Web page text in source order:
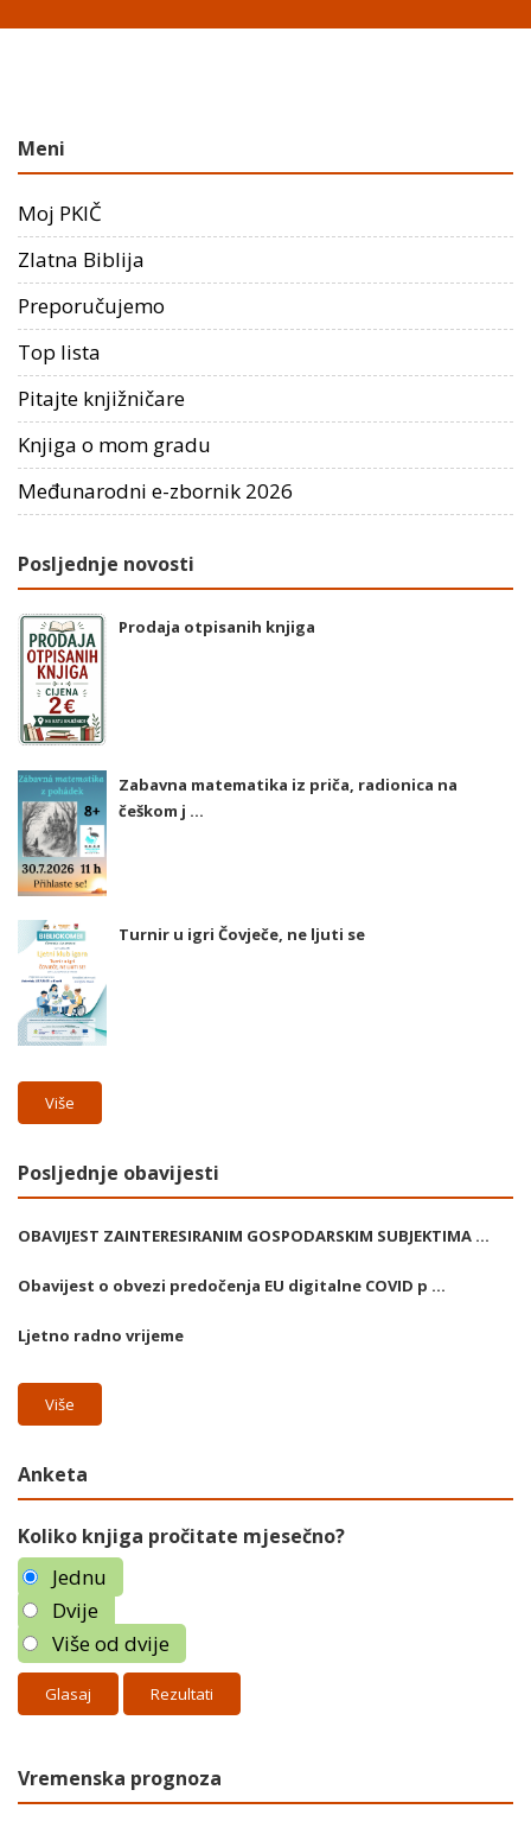
Meni
Moj PKIČ
Zlatna Biblija
Preporučujemo
Top lista
Pitajte knjižničare
Knjiga o mom gradu
Međunarodni e-zbornik 2026
Posljednje novosti
Prodaja otpisanih knjiga
Zabavna matematika iz priča, radionica na
češkom j ...
Turnir u igri Čovječe, ne ljuti se
Više
Posljednje obavijesti
OBAVIJEST ZAINTERESIRANIM GOSPODARSKIM SUBJEKTIMA ...
Obavijest o obvezi predočenja EU digitalne COVID p ...
Ljetno radno vrijeme
Više
Anketa
Koliko knjiga pročitate mjesečno?
Jednu
Dvije
Više od dvije
Rezultati
Vremenska prognoza